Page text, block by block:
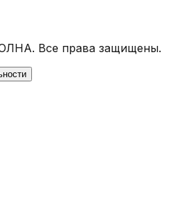
Все права защищены.